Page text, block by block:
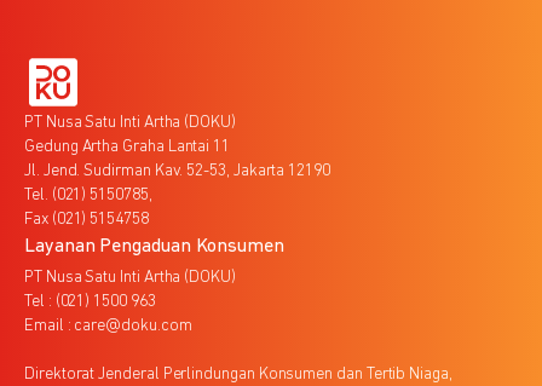
PT Nusa Satu Inti Artha (DOKU)
Gedung Artha Graha Lantai 11
Jl. Jend. Sudirman Kav. 52-53, Jakarta 12190
Tel. (021) 5150785,
Fax (021) 5154758
Layanan Pengaduan Konsumen
PT Nusa Satu Inti Artha (DOKU)
Tel : (021) 1500 963
Email : care@doku.com
Direktorat Jenderal Perlindungan Konsumen dan Tertib Niaga,